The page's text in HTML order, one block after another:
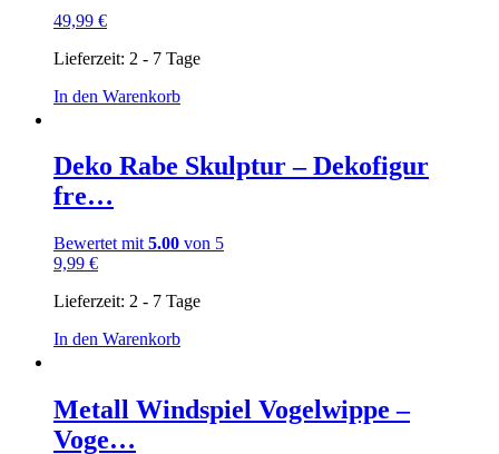
49,99 €
Lieferzeit: 2 - 7 Tage
In den Warenkorb
Deko Rabe Skulptur – Dekofigur
fre…
Bewertet mit 5.00 von 5
9,99 €
Lieferzeit: 2 - 7 Tage
In den Warenkorb
Metall Windspiel Vogelwippe –
Voge…